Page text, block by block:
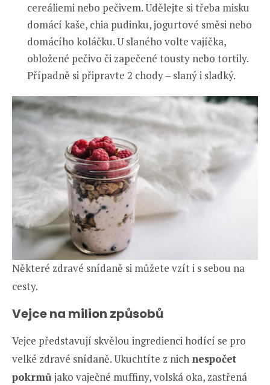
cereáliemi nebo pečivem. Udělejte si třeba misku
domácí kaše, chia pudinku, jogurtové směsi nebo
domácího koláčku. U slaného volte vajíčka,
obložené pečivo či zapečené tousty nebo tortily.
Případně si připravte 2 chody – slaný i sladký.
Některé zdravé snídaně si můžete vzít i s sebou na
cesty.
Vejce na milion způsobů
Vejce představují skvělou ingredienci hodící se pro
velké zdravé snídaně. Ukuchtíte z nich nespočet
pokrmůjako vaječné muffiny, volská oka, zastřená